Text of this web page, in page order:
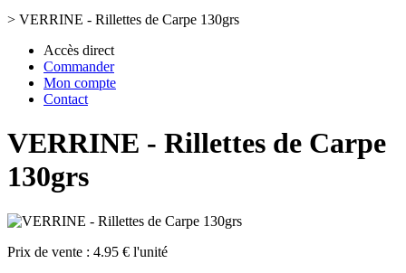
> VERRINE - Rillettes de Carpe 130grs
Accès direct
Commander
Mon compte
Contact
VERRINE - Rillettes de Carpe
130grs
Prix de vente : 4.95 € l'unité